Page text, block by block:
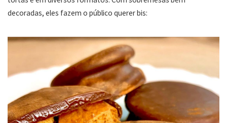
decoradas, eles fazem o público querer bis: